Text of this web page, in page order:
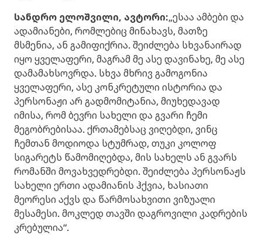
სანდრო ელოშვილი, ავტორი:„ესაა ამბები და
ადამიანები, რომლებიც მინახავს, მათზე
მსმენია, ან გამიფიქრია. შეიძლება სხვანაირად
იყო ყველაფერი, მაგრამ მე ასე დავინახე, მე ასე
დამამახსოვრდა. სხვა მხრივ გამოგონია
ყველაფერი, ასე კონკრეტული ისტორია და
პერსონაჟი არ გადმომიტანია, მიუხედავად
იმისა, რომ ბევრი სახელი და გვარი ჩემი
მეგობრებისაა. ქრთამებსაც ვიღებდი, ვინც
ჩემთან მოდიოდა სტუმრად, თუკი კოლოფ
სიგარეტს წამომიღებდა, მის სახელს ან გვარს
რომანში მოვახვედრებდი. შეიძლება პერსონაჟს
სახელი ერთი ადამიანის ჰქვია, ხასიათი
მეორესი აქვს და წარმოსახვითი ვიზუალი
მესამესი. მოკლედ თავში დაგროვილი კადრების
კრებულია“.